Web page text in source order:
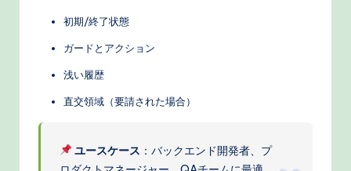
初期/終了状態
ガードとアクション
浅い履歴
直交領域（要請された場合）
ユースケース ：バックエンド開発者、プ